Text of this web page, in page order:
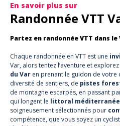
En savoir plus sur
Randonnée VTT
Partez en randonnée VTT dans le
Chaque randonnée en VTT est une
Var, alors tentez l’aventure et
du Var en prenant le guidon de votre
diversité de sentiers, de pistes
de montagne escarpés, en passant
qui longent le littoral
soigneusement sélectionnés pour
compétence, que vous soyez un